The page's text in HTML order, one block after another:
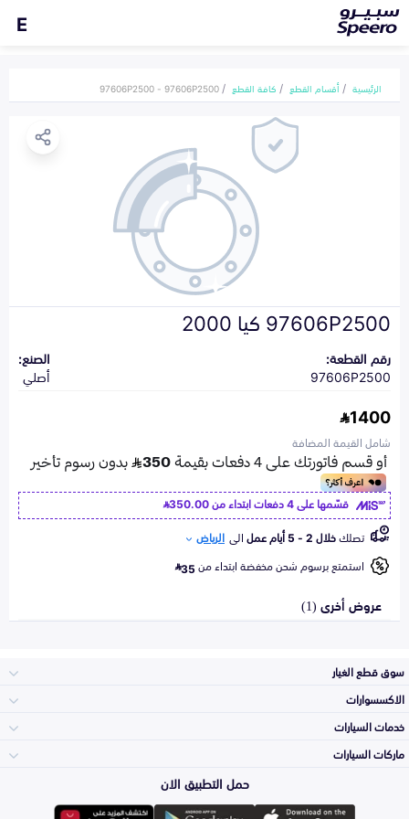
E
الرئيسية أقسام القطع كافة القطع 97606P2500 - 97606P2500
97606P2500 كيا 2000
رقم القطعة:
97606P2500
الصنع:
أصلي
1400
شامل القيمة المضافة
قسّمها على 4 دفعات ابتداء من
350.00
تصلكخلال 2 - 5 أيام عمل الى الرياض
استمتع برسوم شحن مخفضة ابتداء من35
عروض أخرى (1)
سوق قطع الغيار
المكائن، القيرات
وملحقاتها
الاكسسوارات
خدمات السيارات
الأكثر مبيعاً
ماركات السيارات
تويوتا
حمل التطبيق الان